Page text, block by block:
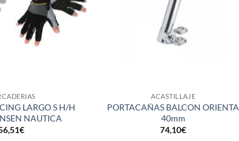
LARGO S H/H
NAUTICA
€
ACASTILLAJE
PORTACAÑAS BALCON ORIENTA
40mm
74,10€